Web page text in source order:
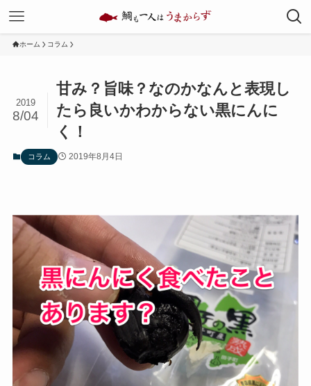
ホーム コラム
甘み？旨味？なのかなんと表現し
たら良いかわからない黒にんに
く！
2019
8/04
コラム 2019年8月4日